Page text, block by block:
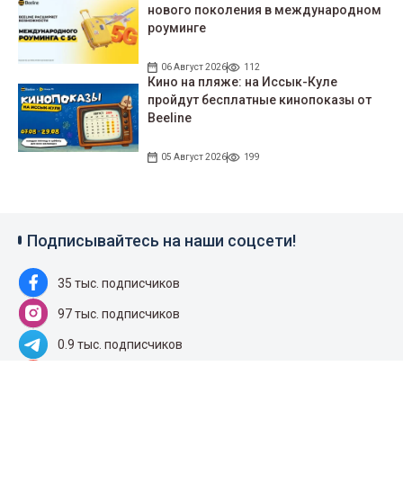
нового поколения в международном
роуминге
06 Август 2026 112
Кино на пляже: на Иссык-Куле
пройдут беcплатные кинопоказы от
Beeline
05 Август 2026 199
Подписывайтесь на наши соцсети!
35 тыс. подписчиков
97 тыс. подписчиков
0.9 тыс. подписчиков